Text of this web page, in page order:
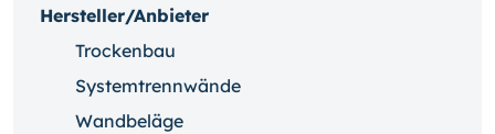
Hersteller/Anbieter
Trockenbau
Systemtrennwände
Wandbeläge